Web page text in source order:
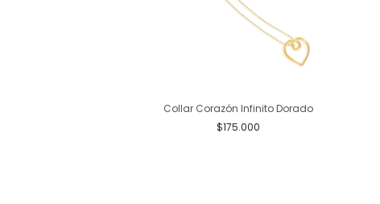
Collar Corazón Infinito Dorado
$175.000